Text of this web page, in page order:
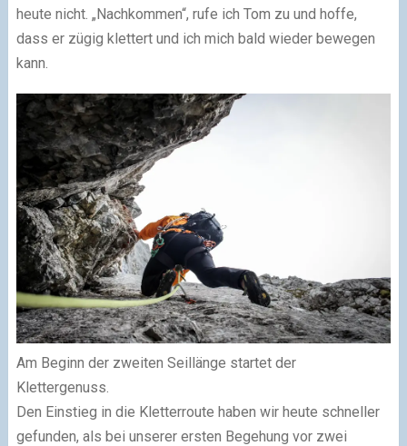
heute nicht. „Nachkommen“, rufe ich Tom zu und hoffe,
dass er zügig klettert und ich mich bald wieder bewegen
kann.
Am Beginn der zweiten Seillänge startet der
Klettergenuss.
Den Einstieg in die Kletterroute haben wir heute schneller
gefunden, als bei unserer ersten Begehung vor zwei